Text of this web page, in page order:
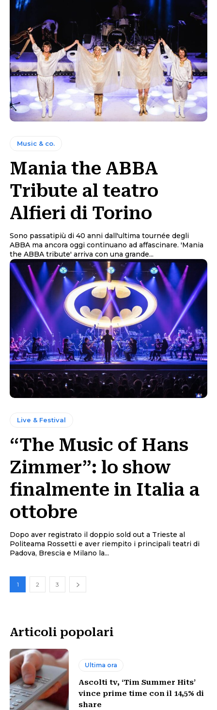
Music & co.
Mania the ABBA
Tribute al teatro
Alfieri di Torino
Sono passatipiù di 40 anni dall'ultima tournée degli
ABBA ma ancora oggi continuano ad affascinare. 'Mania
the ABBA tribute' arriva con una grande...
Live & Festival
“The Music of Hans
Zimmer”: lo show
finalmente in Italia a
ottobre
Dopo aver registrato il doppio sold out a Trieste al
Politeama Rossetti e aver riempito i principali teatri di
Padova, Brescia e Milano la...
1 2 3
Articoli popolari
Ultima ora
Ascolti tv, ‘Tim Summer Hits’
vince prime time con il 14,5% di
share